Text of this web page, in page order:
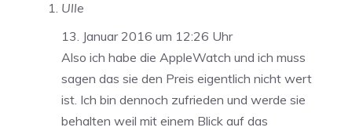
Ulle
13. Januar 2016 um 12:26 Uhr
Also ich habe die AppleWatch und ich muss
sagen das sie den Preis eigentlich nicht wert
ist. Ich bin dennoch zufrieden und werde sie
behalten weil mit einem Blick auf das